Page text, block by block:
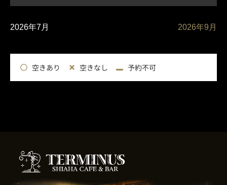
2026年7月 2026年9月
空きあり 空きなし 予約不可